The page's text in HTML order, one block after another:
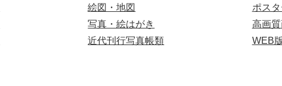
絵図・地図
写真・絵はがき
近代刊行写真帳類
ポス
高画
WEB